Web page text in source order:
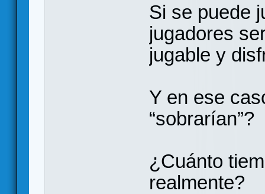
Si se puede
jugadores
jugable y
Y en ese
“sobrarían”?
¿Cuánto
realmente?